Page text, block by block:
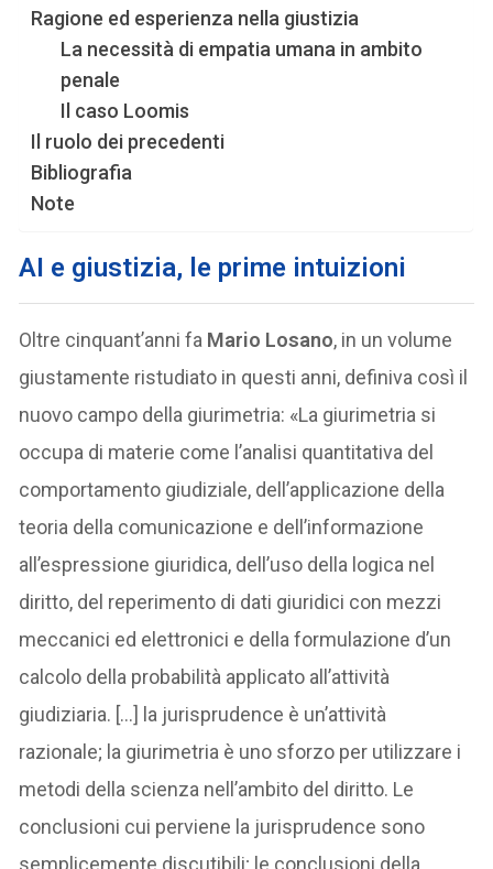
Ragione ed esperienza nella giustizia
La necessità di empatia umana in ambito
penale
Il caso Loomis
Il ruolo dei precedenti
Bibliografia
Note
AI e giustizia, le prime intuizioni
Oltre cinquant’anni fa Mario Losano, in un volume
giustamente ristudiato in questi anni, definiva così il
nuovo campo della giurimetria: «La giurimetria si
occupa di materie come l’analisi quantitativa del
comportamento giudiziale, dell’applicazione della
teoria della comunicazione e dell’informazione
all’espressione giuridica, dell’uso della logica nel
diritto, del reperimento di dati giuridici con mezzi
meccanici ed elettronici e della formulazione d’un
calcolo della probabilità applicato all’attività
giudiziaria. […] la jurisprudence è un’attività
razionale; la giurimetria è uno sforzo per utilizzare i
metodi della scienza nell’ambito del diritto. Le
conclusioni cui perviene la jurisprudence sono
semplicemente discutibili; le conclusioni della